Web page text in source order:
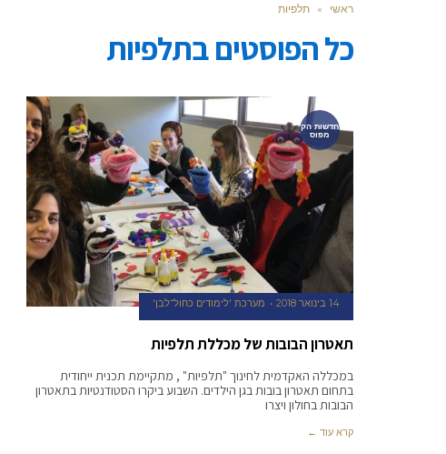
ראשי » תלפיות
כל הפוסטים בתלפיות
חדשות הק
מפוס
14 בינואר 2018 מערכת 'לימודים כחול־לבן'
תאטרון הבובות של מכללת תלפיות
במכללה האקדמית לחינוך "תלפיות" , מתקיימת תכנית ייחודית
בתחום תאטרון בובות בגן הילדים. השבוע ביקרו הסטודנטיות בתאטרון
הבובות בחולון ויצרו
קרא עוד ←